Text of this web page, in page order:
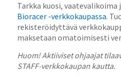
Tarkka kuosi,
Bioracer -verkkokaupassa.
rekisteröidyttävä
maksetaan omatoimisesti
Huom! Aktiiviset ohjaajat
STAFF-verkkokaupan kautta.